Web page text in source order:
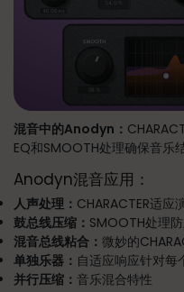
混音中的Anodyn：
EQ和SMOOTH处理确保音乐
Anodyn混音应用：
人声处理： CHARACTER适应
鼓总线压缩： SMOOTH处理
混音总线粘合： 微妙的
单独乐器： 自适应响应针对每
并行压缩： 音乐混合特性